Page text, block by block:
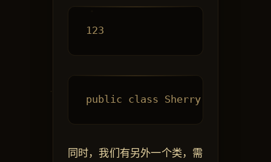
同时，我们有另外一个类，需